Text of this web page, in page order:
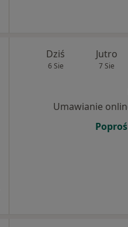
Dziś
6 Sie
Jutro
7 Sie
Umawianie